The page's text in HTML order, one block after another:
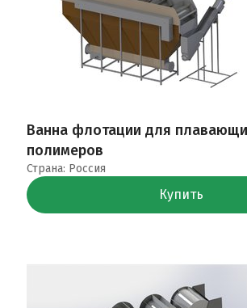
Ванна флотации для
полимеров
Страна: Россия
Купить